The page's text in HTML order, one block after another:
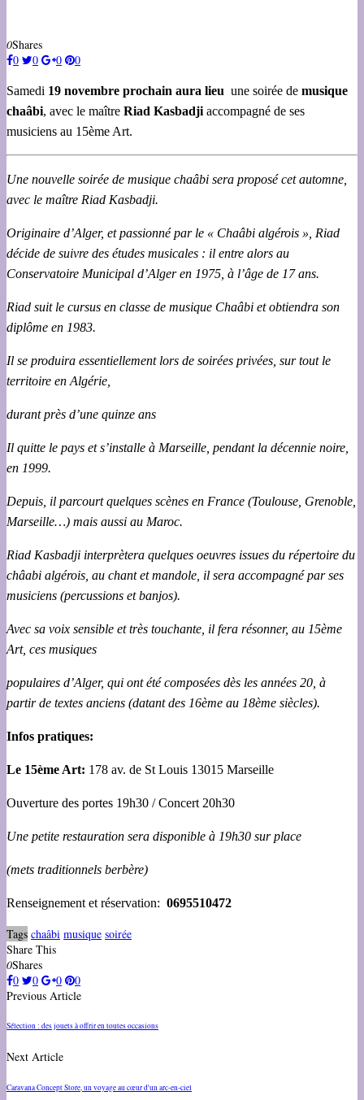
0Shares
0
0 0 0
Samedi 19 novembre prochain aura lieu une soirée de musique
chaâbi, avec le maître Riad Kasbadji accompagné de ses
musiciens au 15ème Art.
Une nouvelle soirée de musique chaâbi sera proposé cet automne,
avec le maître Riad Kasbadji.
Originaire d’Alger, et passionné par le « Chaâbi algérois », Riad
décide de suivre des études musicales : il entre alors au
Conservatoire Municipal d’Alger en 1975, à l’âge de 17 ans.
Riad suit le cursus en classe de musique Chaâbi et obtiendra son
diplôme en 1983.
Il se produira essentiellement lors de soirées privées, sur tout le
territoire en Algérie,
durant près d’une quinze ans
Il quitte le pays et s’installe à Marseille, pendant la décennie noire,
en 1999.
Depuis, il parcourt quelques scènes en France (Toulouse, Grenoble,
Marseille…) mais aussi au Maroc.
Riad Kasbadji interprètera quelques oeuvres issues du répertoire du
châabi algérois, au chant et mandole, il sera accompagné par ses
musiciens (percussions et banjos).
Avec sa voix sensible et très touchante, il fera résonner, au 15ème
Art, ces musiques
populaires d’Alger, qui ont été composées dès les années 20, à
partir de textes anciens (datant des 16ème au 18ème siècles).
Infos pratiques:
Le 15ème Art: 178 av. de St Louis 13015 Marseille
Ouverture des portes 19h30 / Concert 20h30
Une petite restauration sera disponible à 19h30 sur place
(mets traditionnels berbère)
Renseignement et réservation: 0695510472
Tags chaâbi musique soirée
Share This
0Shares
0
0 0
0
Previous Article
Sélection : des jouets à offrir en toutes occasions
Next Article
Caravana Concept Store, un voyage au cœur d'un arc-en-ciel